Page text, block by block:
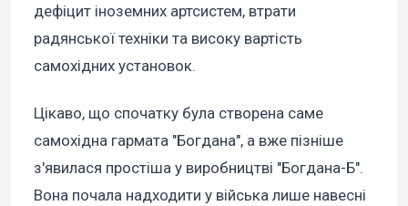
дефіцит іноземних артсистем, втрати
радянської техніки та високу вартість
самохідних установок.
Цікаво, що спочатку була створена саме
самохідна гармата "Богдана", а вже пізніше
з'явилася простіша у виробництві "Богдана-Б".
Вона почала надходити у війська лише навесні